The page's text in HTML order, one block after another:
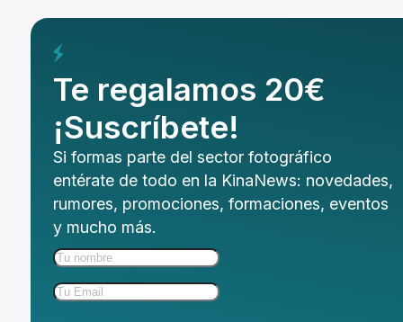
Te regalamos 20€
¡Suscríbete!
Si formas parte del sector fotográfico
entérate de todo en la KinaNews: novedades,
rumores, promociones, formaciones, eventos
y mucho más.